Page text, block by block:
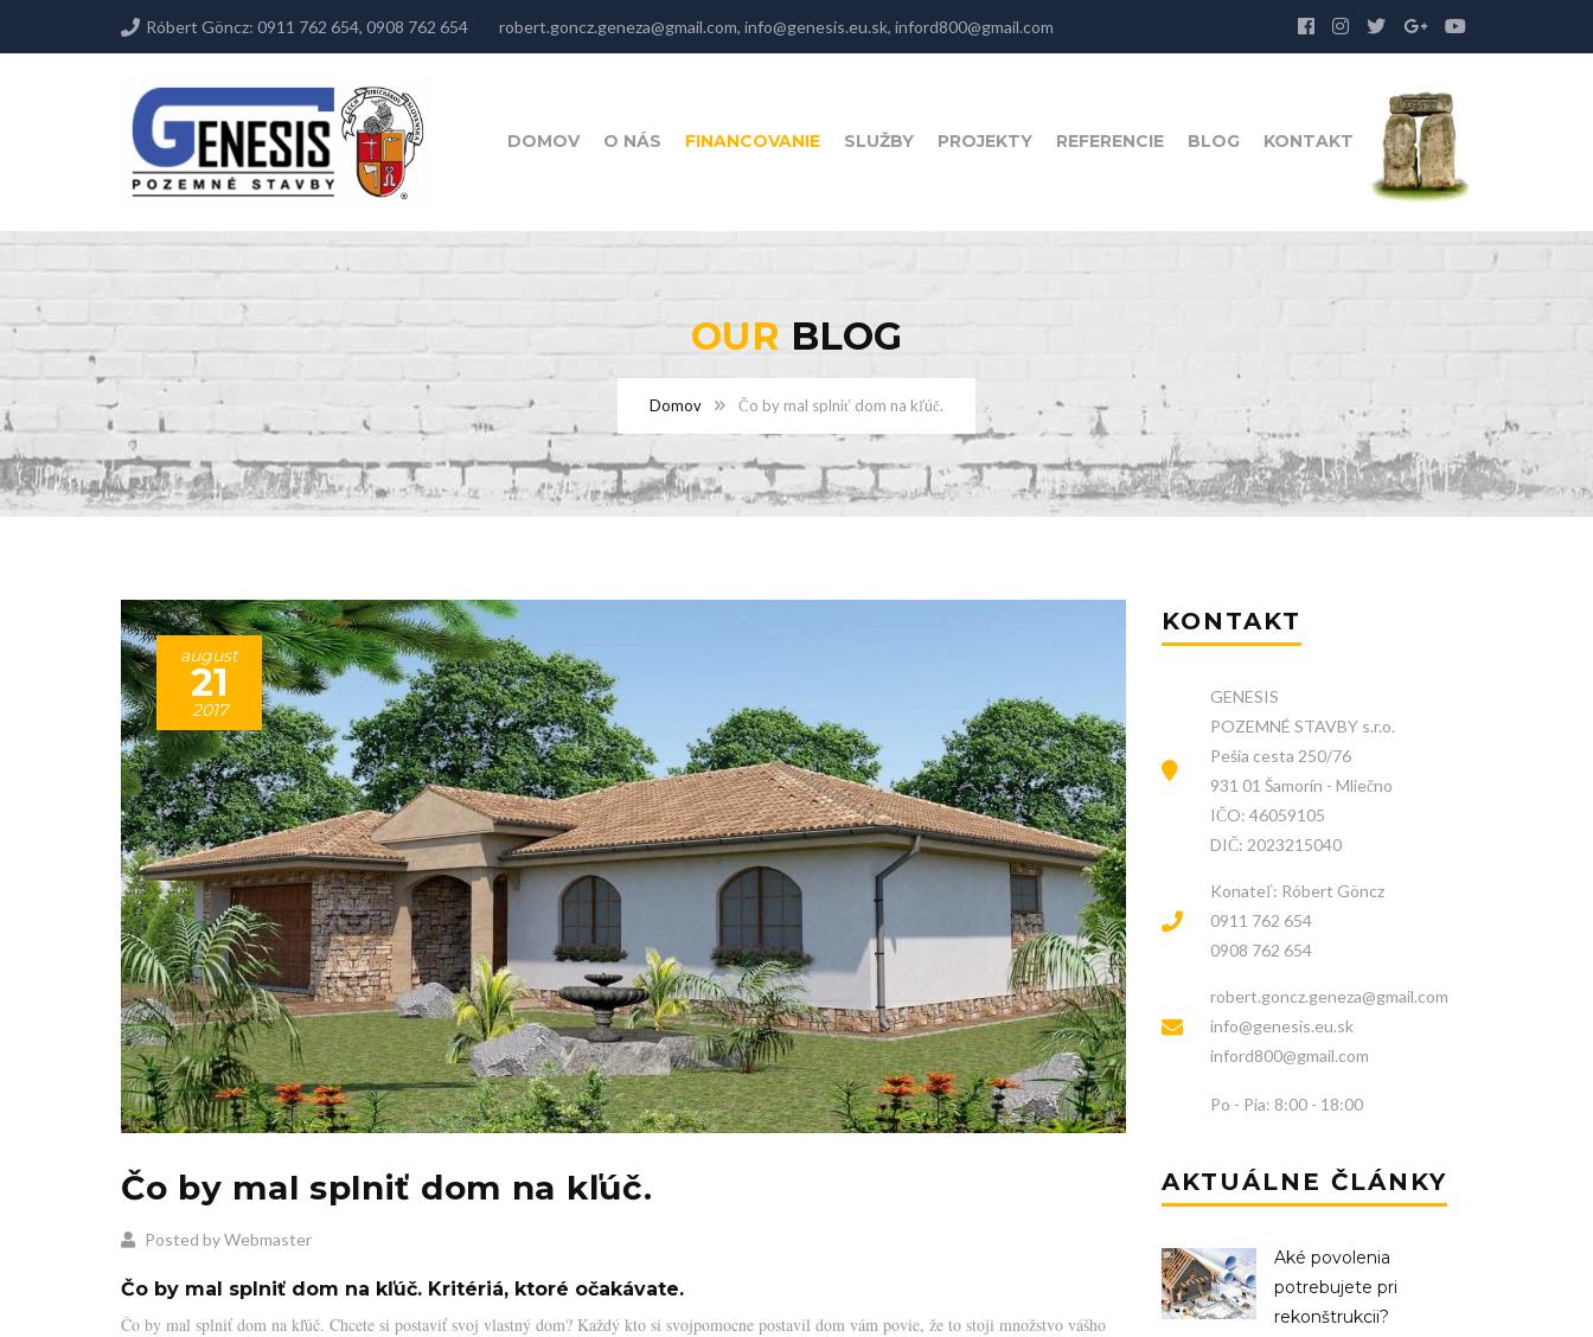
Róbert Göncz: 0911 762 654, 0908 762 654 robert.goncz.geneza@gmail.com, info@genesis.eu.sk, inford800@gmail.com
DOMOV O NÁS FINANCOVANIE SLUŽBY PROJEKTY REFERENCIE BLOG KONTAKT
OUR BLOG
Domov Čo by mal splniť dom na kľúč.
august
21
2017
Čo by mal splniť dom na kľúč.
Posted by Webmaster
Čo by mal splniť dom na kľúč. Kritériá, ktoré očakávate.
Čo by mal splniť dom na kľúč. Chcete si postaviť svoj vlastný dom? Každý kto si svojpomocne postavil dom vám povie, že to stoji množstvo vášho
KONTAKT
GENESIS
POZEMNÉ STAVBY s.r.o.
Pešia cesta 250/76
931 01 Šamorín - Mliečno
IČO: 46059105
DIČ: 2023215040
Konateľ: Róbert Göncz
0911 762 654
0908 762 654
robert.goncz.geneza@gmail.com
info@genesis.eu.sk
inford800@gmail.com
Po - Pia: 8:00 - 18:00
AKTUÁLNE ČLÁNKY
Aké povolenia
potrebujete pri
rekonštrukcii?